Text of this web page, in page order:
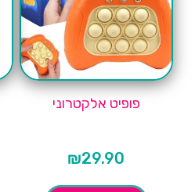
פופיט אלקטרוני
₪29.90